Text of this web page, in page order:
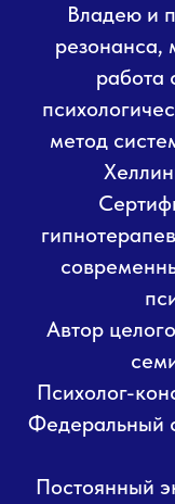
Владею и
резонанса,
работа
метод
Автор
Психолог-
Федеральный
Постоянный